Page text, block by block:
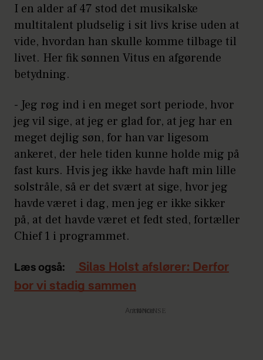
I en alder af 47 stod det musikalske
multitalent pludselig i sit livs krise uden at
vide, hvordan han skulle komme tilbage til
livet. Her fik sønnen Vitus en afgørende
betydning.
- Jeg røg ind i en meget sort periode, hvor
jeg vil sige, at jeg er glad for, at jeg har en
meget dejlig søn, for han var ligesom
ankeret, der hele tiden kunne holde mig på
fast kurs. Hvis jeg ikke havde haft min lille
solstråle, så er det svært at sige, hvor jeg
havde været i dag, men jeg er ikke sikker
på, at det havde været et fedt sted, fortæller
Chief 1 i programmet.
Læs også:
Silas Holst afslører: Derfor
bor vi stadig sammen
Annonce